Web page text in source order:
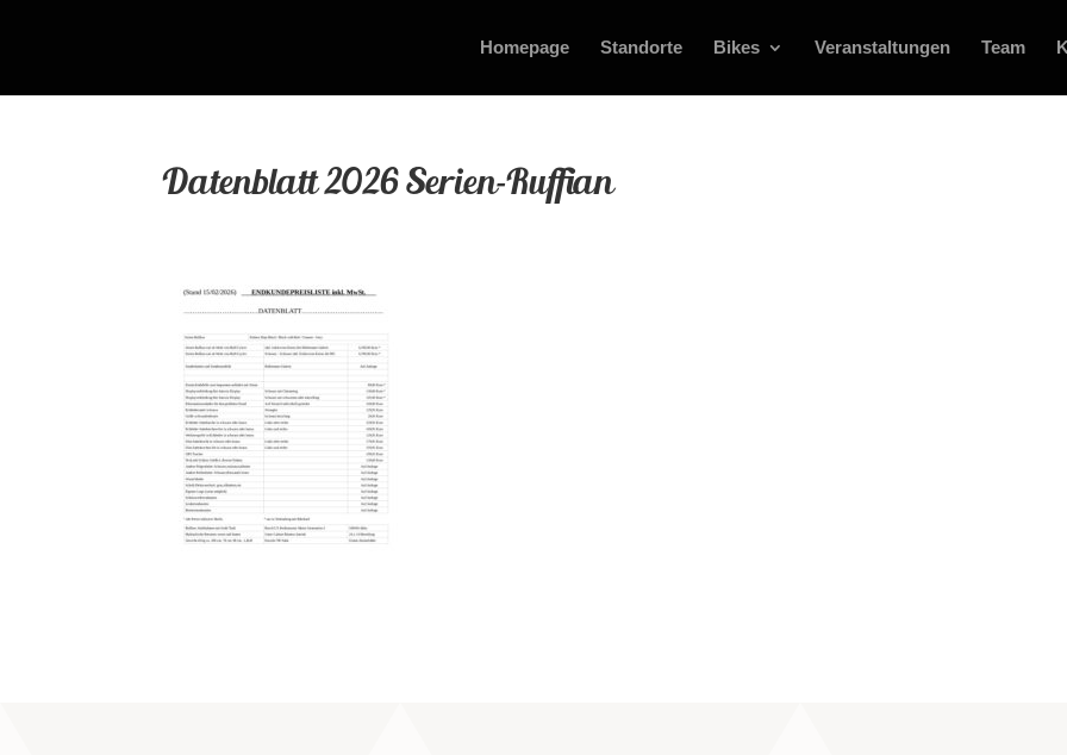
Homepage Standorte Bikes Veranstaltungen Team
Datenblatt 2026 Serien-Ruffian